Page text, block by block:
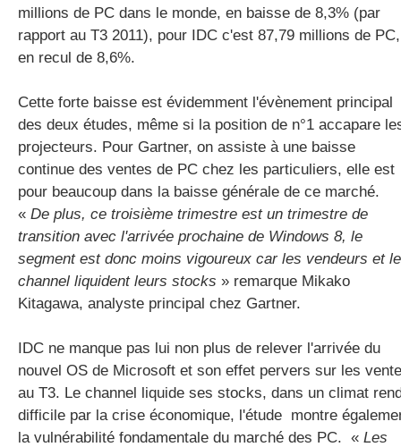
millions de PC dans le monde, en baisse de 8,3% (par
rapport au T3 2011), pour IDC c'est 87,79 millions de PC,
en recul de 8,6%.
Cette forte baisse est évidemment l'évènement principal
des deux études, même si la position de n°1 accapare
projecteurs. Pour Gartner, on assiste à une baisse
continue des ventes de PC chez les particuliers, elle est
pour beaucoup dans la baisse générale de ce marché.
« De plus, ce troisième trimestre est un trimestre de
transition avec l'arrivée prochaine de Windows 8, le
segment est donc moins vigoureux car les vendeurs et le
channel liquident leurs stocks » remarque Mikako
Kitagawa, analyste principal chez Gartner.
IDC ne manque pas lui non plus de relever l'arrivée du
nouvel OS de Microsoft et son effet pervers sur les
au T3. Le channel liquide ses stocks, dans un climat
difficile par la crise économique, l'étude montre
la vulnérabilité fondamentale du marché des PC. « Les